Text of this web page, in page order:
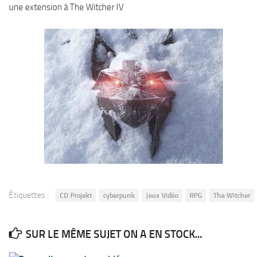
une extension à The Witcher IV
Étiquettes : CD Projekt cyberpunk Jeux Vidéo RPG The Witcher
SUR LE MÊME SUJET ON A EN STOCK...